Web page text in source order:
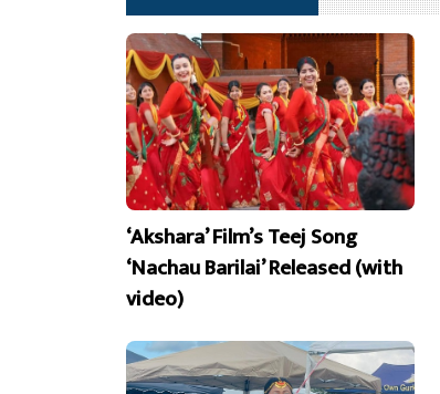
‘Akshara’ Film’s Teej Song
‘Nachau Barilai’ Released (with
video)